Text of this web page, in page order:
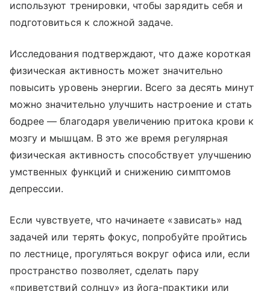
используют тренировки, чтобы зарядить себя и
подготовиться к сложной задаче.
Исследования подтверждают, что даже короткая
физическая активность может значительно
повысить уровень энергии. Всего за десять минут
можно значительно улучшить настроение и стать
бодрее — благодаря увеличению притока крови к
мозгу и мышцам. В это же время регулярная
физическая активность способствует улучшению
умственных функций и снижению симптомов
депрессии.
Если чувствуете, что начинаете «зависать» над
задачей или терять фокус, попробуйте пройтись
по лестнице, прогуляться вокруг офиса или, если
пространство позволяет, сделать пару
«приветствий солнцу» из йога-практики или